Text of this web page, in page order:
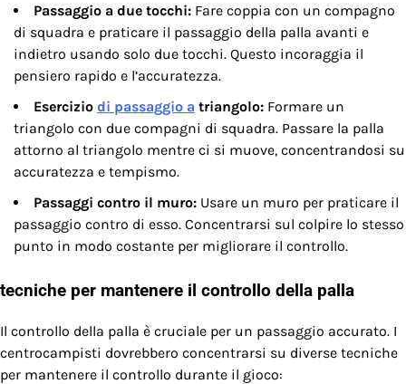
Passaggio a due tocchi: Fare coppia con un compagno
di squadra e praticare il passaggio della palla avanti e
indietro usando solo due tocchi. Questo incoraggia il
pensiero rapido e l’accuratezza.
Esercizio di passaggio a triangolo: Formare un
triangolo con due compagni di squadra. Passare la palla
attorno al triangolo mentre ci si muove, concentrandosi su
accuratezza e tempismo.
Passaggi contro il muro: Usare un muro per praticare il
passaggio contro di esso. Concentrarsi sul colpire lo stesso
punto in modo costante per migliorare il controllo.
tecniche per mantenere il controllo della palla
Il controllo della palla è cruciale per un passaggio accurato. I
centrocampisti dovrebbero concentrarsi su diverse tecniche
per mantenere il controllo durante il gioco: